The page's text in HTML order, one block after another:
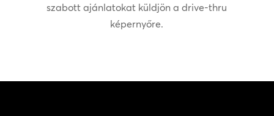
szabott ajánlatokat küldjön a drive-thru
képernyőre.